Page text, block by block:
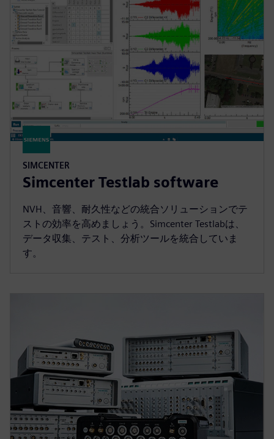
SIMCENTER
Simcenter Testlab software
NVH、音響、耐久性などの統合ソリューションでテ
ストの効率を高めましょう。Simcenter Testlabは、
データ収集、テスト、分析ツールを統合していま
す。